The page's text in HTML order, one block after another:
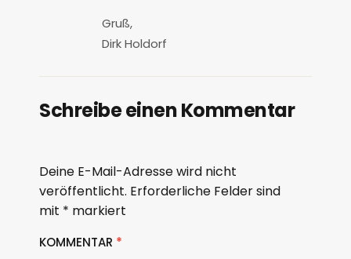
Gruß,
Dirk Holdorf
Schreibe einen Kommentar
Deine E-Mail-Adresse wird nicht
veröffentlicht. Erforderliche Felder sind
mit * markiert
KOMMENTAR *